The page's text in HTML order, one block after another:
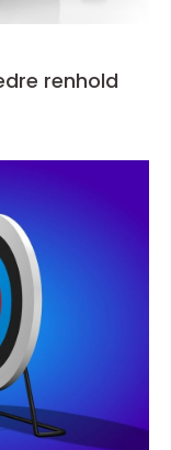
renhold